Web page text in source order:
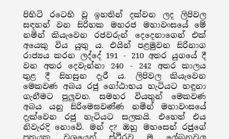
පිහිටි රටෙහි වූ ඉහතින් දක්වන ලද ලිපිවල
සඳහන් වන සිරිහක මහරජ මහාවංසයේ මේ
නමින් කියැවෙන රජවරුන් දෙදෙනාගෙන් එක්
අයෙකු විය යුතු ය. එයින් පළමුවන සිරිනාග
රාජ්‍යය කරන ලද්දේ 191 - 210 අතර යුගයේ දී
වන අතර දෙවැන්නා 240 - 242 අතර කාලය
තුළ දී සිහසුන දැරී ය. ලිපිවල කියැවෙන
මෙකවණ අබය රජු ගෝඨාභය හැටියට හඳුනා
ගැනීමට පුලුවන. සමහර වියතුන් මෙකවණ
අබය යනු සිරිමෙඝවණ්ණ නමින් මහාවංසයේ
දැක්වෙන රජු හැටියට සලකයි. එහෙත් එය
නිවැරදි නොවේ. මන් ද? ඔහු මහසෙන් රජුගේ